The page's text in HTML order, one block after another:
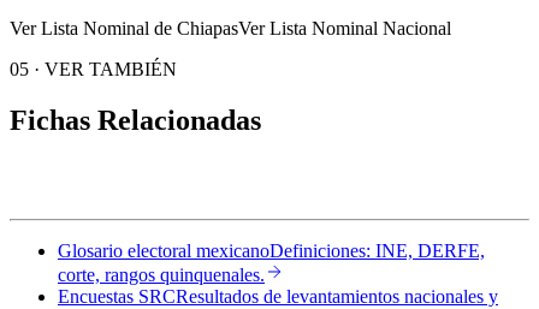
Ver Lista Nominal de ChiapasVer Lista Nominal Nacional
05 · VER TAMBIÉN
Fichas Relacionadas
Glosario electoral mexicanoDefiniciones: INE, DERFE,
corte, rangos quinquenales.
Encuestas SRCResultados de levantamientos nacionales y